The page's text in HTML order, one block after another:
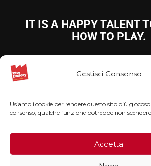
Gestisci Consenso
Usiamo i cookie per rendere questo sito più
consenso, qualche funzione potrebbe non
Accetta
IT IS A HAPPY TALENT
HOW TO PLAY.
Ralph Waldo Emerson
Cookie Policy